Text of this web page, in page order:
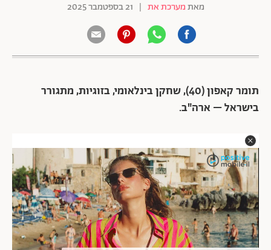
מאתמערכת את | 21 בספטמבר 2025
תומר קאפון (40), שחקן בינלאומי, בזוגיות, מתגורר
בישראל – ארה"ב.